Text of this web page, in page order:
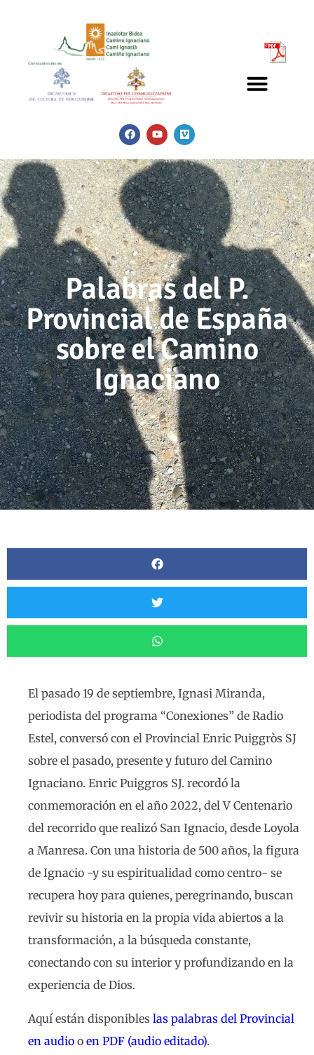
Palabras del P.
Provincial de España
sobre el Camino
Ignaciano
El pasado 19 de septiembre, Ignasi Miranda,
periodista del programa “Conexiones” de Radio
Estel, conversó con el Provincial Enric Puiggròs SJ
sobre el pasado, presente y futuro del Camino
Ignaciano. Enric Puiggros SJ. recordó la
conmemoración en el año 2022, del V Centenario
del recorrido que realizó San Ignacio, desde Loyola
a Manresa. Con una historia de 500 años, la figura
de Ignacio -y su espiritualidad como centro- se
recupera hoy para quienes, peregrinando, buscan
revivir su historia en la propia vida abiertos a la
transformación, a la búsqueda constante,
conectando con su interior y profundizando en la
experiencia de Dios.
Aquí están disponibles las palabras del Provincial
en audio o en PDF (audio editado).